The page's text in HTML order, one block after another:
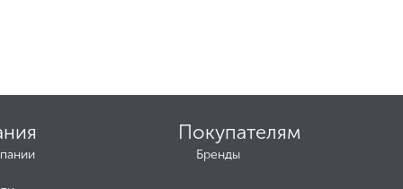
Покупателям
Бренды